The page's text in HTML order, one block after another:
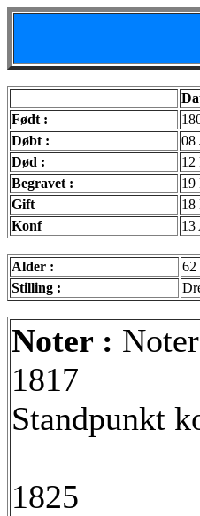
Født :
Døbt :
08
Død :
12
Begravet :
19
Gift
18
Konf
13
Alder :
62
Stilling :
Noter :
1817
Standpunkt
1825